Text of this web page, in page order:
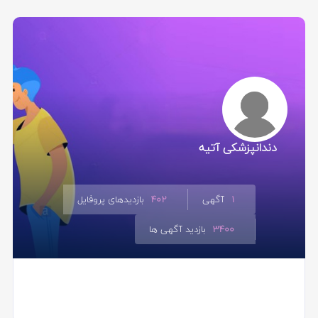
دندانپزشکی آتیه
1 آگهی 402 بازدیدهای پروفایل
3400 بازدید آگهی ها